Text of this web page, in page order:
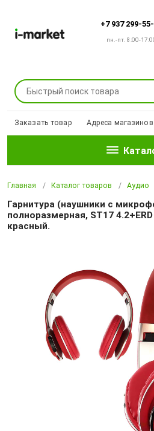
+7 937 299-
пн.-пт. 8:00-
Заказать товар Адреса магазинов
Главная Каталог товаров Аудио
Гарнитура (наушники с
полноразмерная, ST17
красный.